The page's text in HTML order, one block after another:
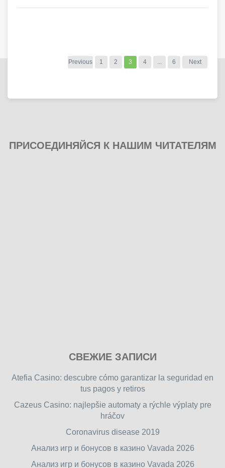
Previous 1 2 3 4 ... 6 Next
ПРИСОЕДИНЯЙСЯ К НАШИМ ЧИТАТЕЛЯМ
free
games
games.
СВЕЖИЕ ЗАПИСИ
Atefia Casino: descubre cómo garantizar la seguridad en
tus pagos y retiros
Cazeus Casino: najlepšie automaty a rýchle výplaty pre
hráčov
Coronavirus disease 2019
Анализ игр и бонусов в казино Vavada 2026
Анализ игр и бонусов в казино Vavada 2026